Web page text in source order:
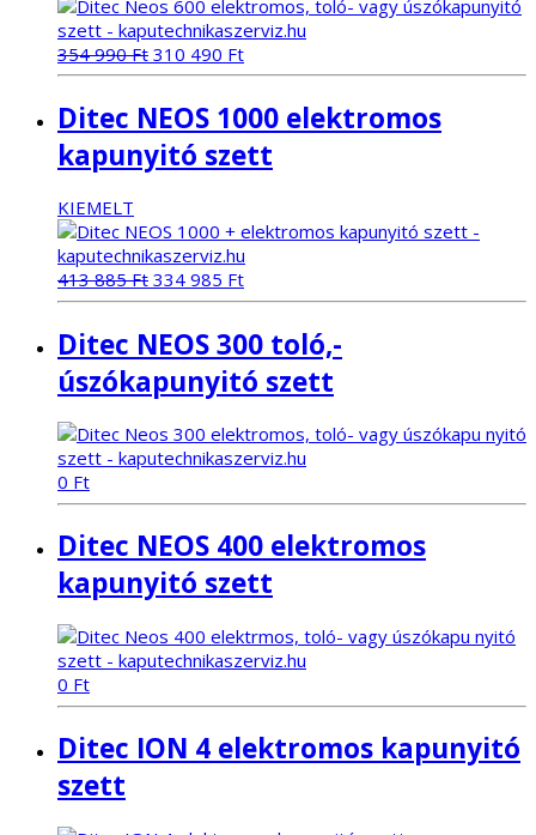
354 990Ft Original
price
354
990 Ft.
310 490 FtCurrent
price
310
490 Ft.
Ditec NEOS 1000 elektromos
kapunyitó szett
KIEMELT
413 885Ft Original
price
413
885 Ft.
334 985 FtCurrent
price
334
985 Ft.
Ditec NEOS 300 toló,-
úszókapunyitó szett
0 Ft
Ditec NEOS 400 elektromos
kapunyitó szett
0 Ft
Ditec ION 4 elektromos kapunyitó
szett